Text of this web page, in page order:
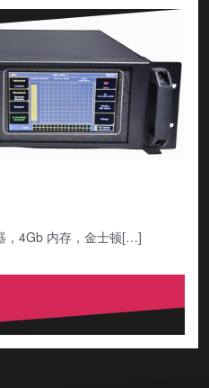
，4Gb 内存，金士顿[…]